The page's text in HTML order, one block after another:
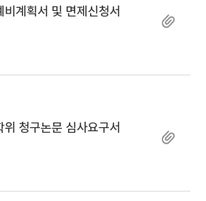
계획서 및 면제신청서
청구논문 심사요구서